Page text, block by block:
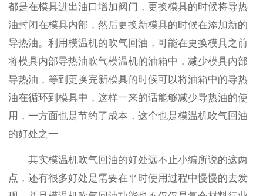
都是在模具进出油口增加阀门，更换模具的时候将导热
油封闭在模具内部，然后更换新模具的时候在添加新的
导热油。利用模温机的吹气回油，可能在更换模具之前
将模具内部导热油吹气模温机的油箱中，减少模具内部
导热油，等到更换完新模具的时候可以将油箱中的导热
油在循环到模具中，这样一来的话能够减少导热油的使
用，一方面也是节约了成本，这个也是模温机吹气回油
的好处之一
其实模温机吹气回油的好处远不止小编所说的这两
点，还有很多好处是需要在平时使用过程中慢慢的去发